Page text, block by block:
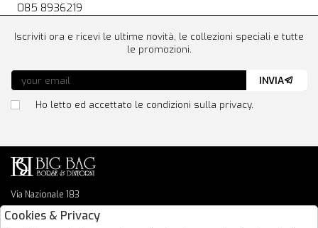
085 8936219
Via Nazionale 183
64026 Roseto Degli Abruzzi
Iscriviti ora e ricevi le ultime novità, le collezioni speciali e tutte
le promozioni.
Ho letto ed accettato le condizioni sulla privacy.
INVIA
Cookies & Privacy